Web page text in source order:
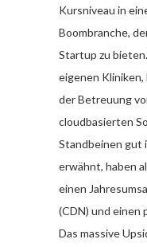
Kursniveau in
Boombranche,
Startup zu
eigenen
der Betreuung
cloudbasierten
Standbeinen gut
erwähnt, haben
einen
(CDN) und
Das massive